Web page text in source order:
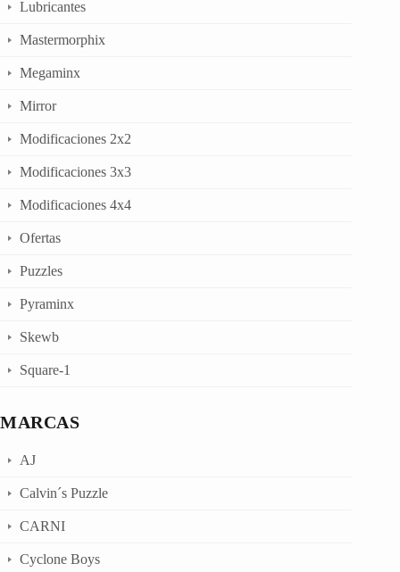
Lubricantes
Mastermorphix
Megaminx
Mirror
Modificaciones 2x2
Modificaciones 3x3
Modificaciones 4x4
Ofertas
Puzzles
Pyraminx
Skewb
Square-1
MARCAS
AJ
Calvin´s Puzzle
CARNI
Cyclone Boys